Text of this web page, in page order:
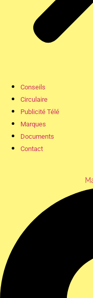
Conseils
Circulaire
Publicité Télé
Marques
Documents
Contact